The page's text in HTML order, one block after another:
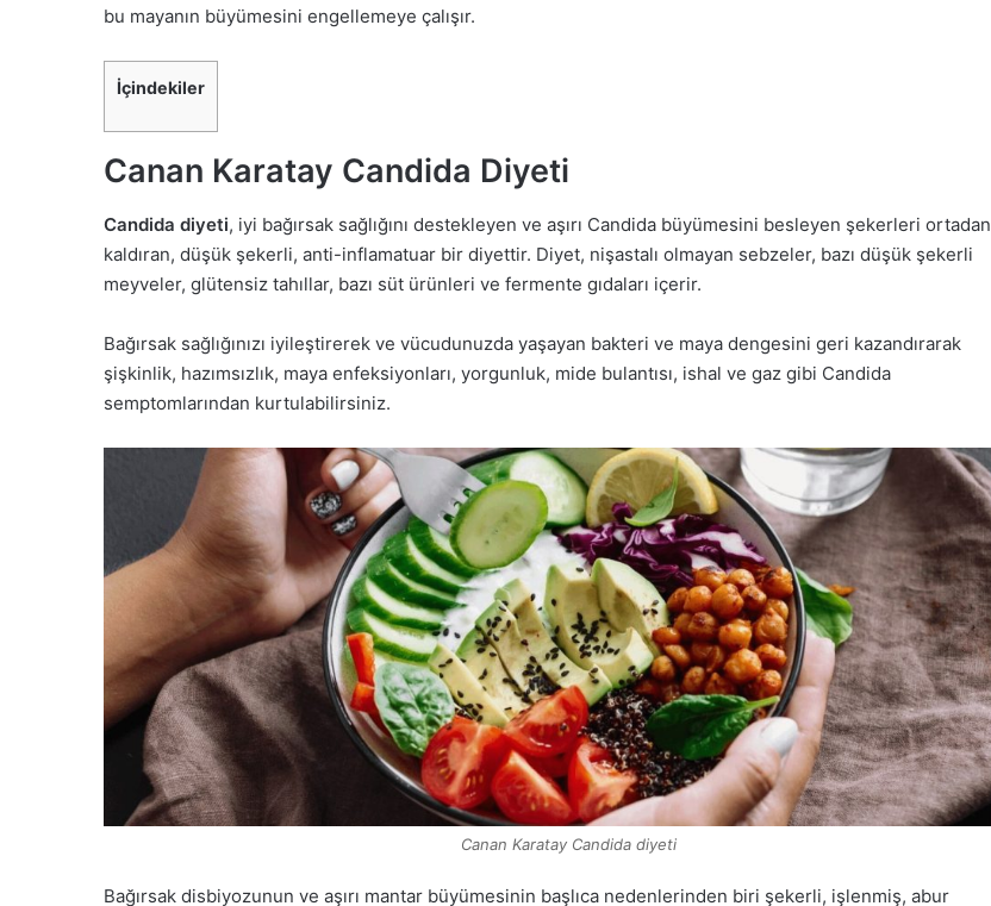
bu mayanın büyümesini engellemeye çalışır.
İçindekiler
Canan Karatay Candida Diyeti
Candida diyeti, iyi bağırsak sağlığını destekleyen ve aşırı Candida büyümesini besleyen şekerleri ortadan
kaldıran, düşük şekerli, anti-inflamatuar bir diyettir. Diyet, nişastalı olmayan sebzeler, bazı düşük şekerli
meyveler, glütensiz tahıllar, bazı süt ürünleri ve fermente gıdaları içerir.
Bağırsak sağlığınızı iyileştirerek ve vücudunuzda yaşayan bakteri ve maya dengesini geri kazandırarak
şişkinlik, hazımsızlık, maya enfeksiyonları, yorgunluk, mide bulantısı, ishal ve gaz gibi Candida
semptomlarından kurtulabilirsiniz.
Canan Karatay Candida diyeti
Bağırsak disbiyozunun ve aşırı mantar büyümesinin başlıca nedenlerinden biri şekerli, işlenmiş, abur